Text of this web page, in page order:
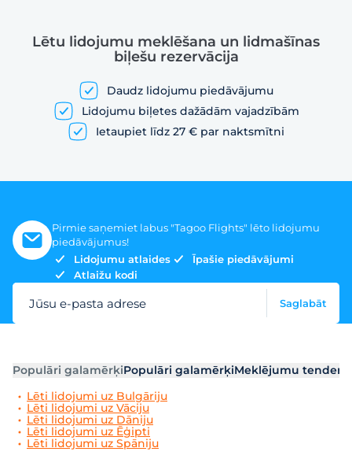
Lētu lidojumu meklēšana un lidmašīnas
biļešu rezervācija
Daudz lidojumu piedāvājumu
Lidojumu biļetes dažādām vajadzībām
Ietaupiet līdz 27 € par naktsmītni
Pirmie saņemiet labus "Tagoo Flights" lēto lidojumu
piedāvājumus!
Lidojumu atlaides
Īpašie piedāvājumi
Atlaižu kodi
Jūsu e-pasta adrese Saglabāt
Populāri galamērķiPopulāri galamērķiMeklējumu
Lēti lidojumi uz Bulgāriju
Lēti lidojumi uz Vāciju
Lēti lidojumi uz Dāniju
Lēti lidojumi uz Ēģipti
Lēti lidojumi uz Spāniju